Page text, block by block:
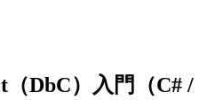
（DbC）入門（C# /